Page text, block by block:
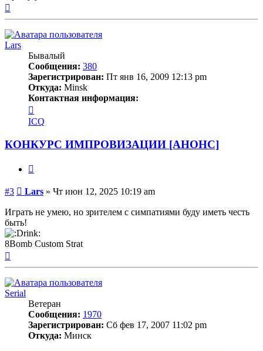
Lars
Бывалый
Сообщения: 380
Зарегистрирован: Пт янв 16, 2009 12:13 pm
Откуда: Minsk
Контактная информация:
информация
пользователя
Lars
ICQ
КОНКУРС ИМПРОВИЗАЦИИ [АНОНС]
#3 Сообщение
Lars » Чт июн 12, 2025 10:19 am
Играть не умею, но зрителем с симпатиями буду иметь честь
быть!
8Bomb Custom Strat
Serial
Ветеран
Сообщения: 1970
Зарегистрирован: Сб фев 17, 2007 11:02 pm
Откуда: Минск